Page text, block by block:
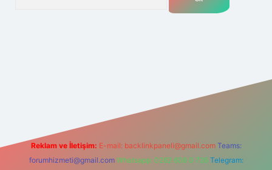
Reklam ve İletişim: E-mail: backlinkpaneli@gmail.com Teams:
forumhizmeti@gmail.com Whatsapp: 0262 606 0 726 Telegram: